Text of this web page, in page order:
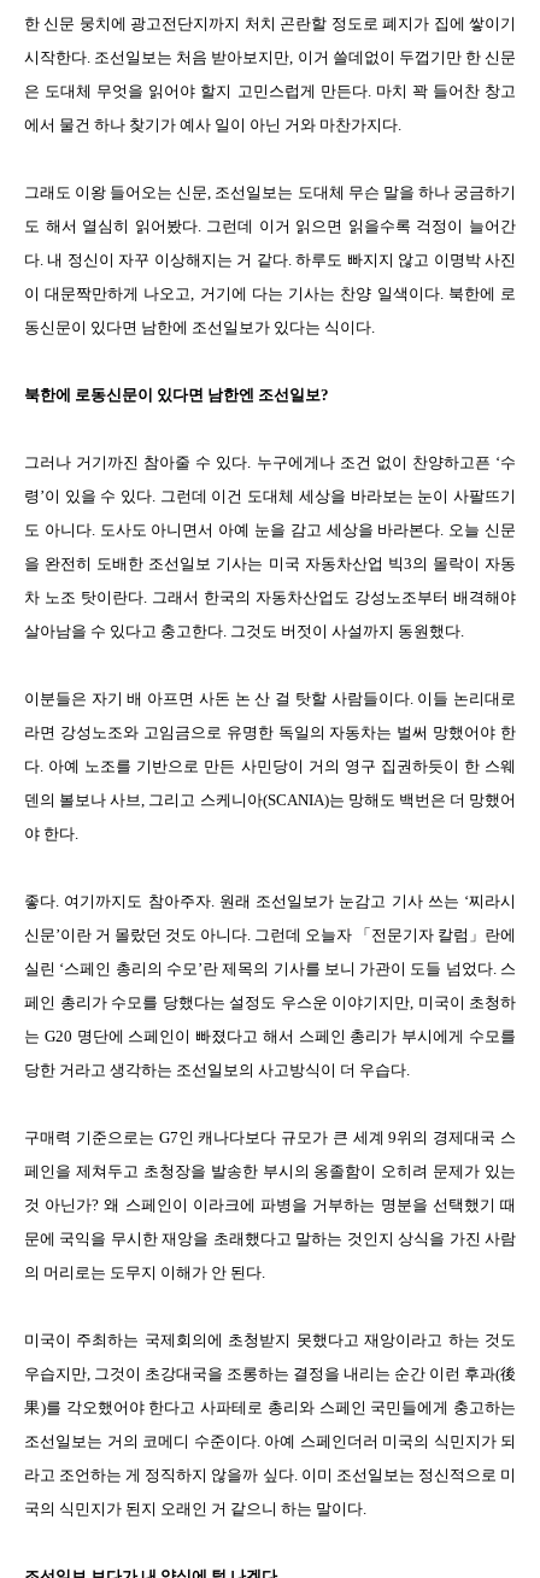
한 신문 뭉치에 광고전단지까지 처치 곤란할 정도로 폐지가 집에 쌓이기
시작한다. 조선일보는 처음 받아보지만, 이거 쓸데없이 두껍기만 한 신문
은 도대체 무엇을 읽어야 할지 고민스럽게 만든다. 마치 꽉 들어찬 창고
에서 물건 하나 찾기가 예사 일이 아닌 거와 마찬가지다.
그래도 이왕 들어오는 신문, 조선일보는 도대체 무슨 말을 하나 궁금하기
도 해서 열심히 읽어봤다. 그런데 이거 읽으면 읽을수록 걱정이 늘어간
다. 내 정신이 자꾸 이상해지는 거 같다. 하루도 빠지지 않고 이명박 사진
이 대문짝만하게 나오고, 거기에 다는 기사는 찬양 일색이다. 북한에 로
동신문이 있다면 남한에 조선일보가 있다는 식이다.
북한에 로동신문이 있다면 남한엔 조선일보?
그러나 거기까진 참아줄 수 있다. 누구에게나 조건 없이 찬양하고픈 ‘수
령’이 있을 수 있다. 그런데 이건 도대체 세상을 바라보는 눈이 사팔뜨기
도 아니다. 도사도 아니면서 아예 눈을 감고 세상을 바라본다. 오늘 신문
을 완전히 도배한 조선일보 기사는 미국 자동차산업 빅3의 몰락이 자동
차 노조 탓이란다. 그래서 한국의 자동차산업도 강성노조부터 배격해야
살아남을 수 있다고 충고한다. 그것도 버젓이 사설까지 동원했다.
이분들은 자기 배 아프면 사돈 논 산 걸 탓할 사람들이다. 이들 논리대로
라면 강성노조와 고임금으로 유명한 독일의 자동차는 벌써 망했어야 한
다. 아예 노조를 기반으로 만든 사민당이 거의 영구 집권하듯이 한 스웨
덴의 볼보나 사브, 그리고 스케니아(SCANIA)는 망해도 백번은 더 망했어
야 한다.
좋다. 여기까지도 참아주자. 원래 조선일보가 눈감고 기사 쓰는 ‘찌라시
신문’이란 거 몰랐던 것도 아니다. 그런데 오늘자 「전문기자 칼럼」란에
실린 ‘스페인 총리의 수모’란 제목의 기사를 보니 가관이 도들 넘었다. 스
페인 총리가 수모를 당했다는 설정도 우스운 이야기지만, 미국이 초청하
는 G20 명단에 스페인이 빠졌다고 해서 스페인 총리가 부시에게 수모를
당한 거라고 생각하는 조선일보의 사고방식이 더 우습다.
구매력 기준으로는 G7인 캐나다보다 규모가 큰 세계 9위의 경제대국 스
페인을 제쳐두고 초청장을 발송한 부시의 옹졸함이 오히려 문제가 있는
것 아닌가? 왜 스페인이 이라크에 파병을 거부하는 명분을 선택했기 때
문에 국익을 무시한 재앙을 초래했다고 말하는 것인지 상식을 가진 사람
의 머리로는 도무지 이해가 안 된다.
미국이 주최하는 국제회의에 초청받지 못했다고 재앙이라고 하는 것도
우습지만, 그것이 초강대국을 조롱하는 결정을 내리는 순간 이런 후과(後
果)를 각오했어야 한다고 사파테로 총리와 스페인 국민들에게 충고하는
조선일보는 거의 코메디 수준이다. 아예 스페인더러 미국의 식민지가 되
라고 조언하는 게 정직하지 않을까 싶다. 이미 조선일보는 정신적으로 미
국의 식민지가 된지 오래인 거 같으니 하는 말이다.